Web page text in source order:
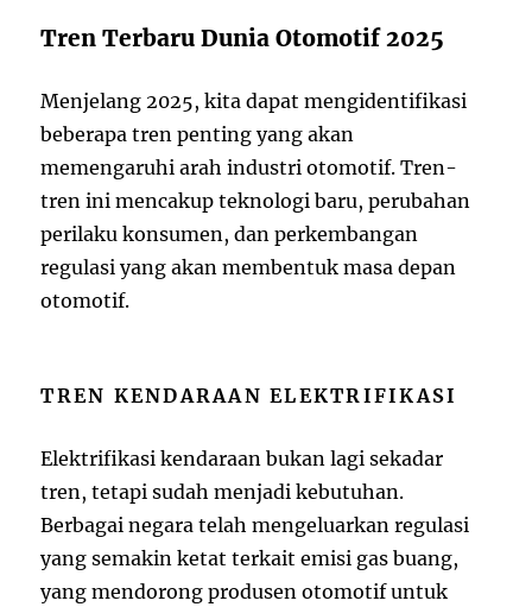
Tren Terbaru Dunia Otomotif 2025
Menjelang 2025, kita dapat mengidentifikasi
beberapa tren penting yang akan
memengaruhi arah industri otomotif. Tren-
tren ini mencakup teknologi baru, perubahan
perilaku konsumen, dan perkembangan
regulasi yang akan membentuk masa depan
otomotif.
TREN KENDARAAN ELEKTRIFIKASI
Elektrifikasi kendaraan bukan lagi sekadar
tren, tetapi sudah menjadi kebutuhan.
Berbagai negara telah mengeluarkan regulasi
yang semakin ketat terkait emisi gas buang,
yang mendorong produsen otomotif untuk